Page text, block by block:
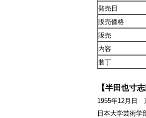
発売日
販売価格
販売
内容
装丁
【半田也寸
1955年12月日
日本大学芸術学